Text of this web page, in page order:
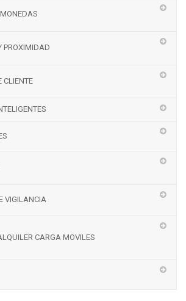
PROXIMIDAD
CLIENTE
VIGILANCIA
CARGA MOVILES